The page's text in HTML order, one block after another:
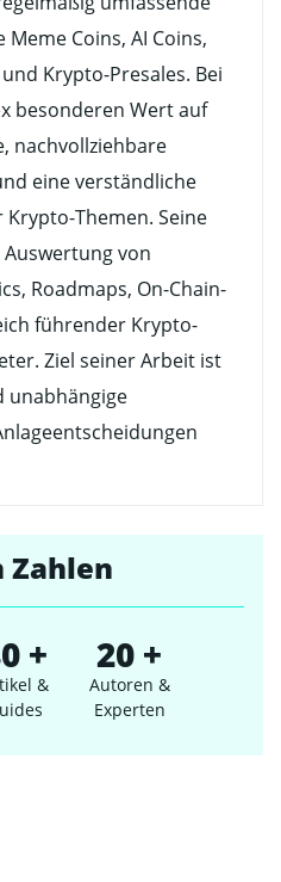
Coins, AI Coins,
Krypto-Presales. Bei
besonderen Wert auf
nachvollziehbare
eine verständliche
Themen. Seine
von
Roadmaps, On-Chain-
führender Krypto-
Ziel seiner Arbeit ist
unabhängige
Zahlen
+
&
20 +
Autoren &
Experten